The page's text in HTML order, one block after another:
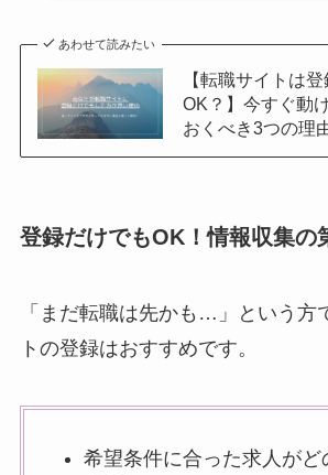
あわせて読みたい
【転職サイトは
OK？】今すぐ動
おくべき3つの理
登録だけでもOK！情報収集の
「まだ転職は先かも…」という方
トの登録はおすすめです。
希望条件に合った求人がど